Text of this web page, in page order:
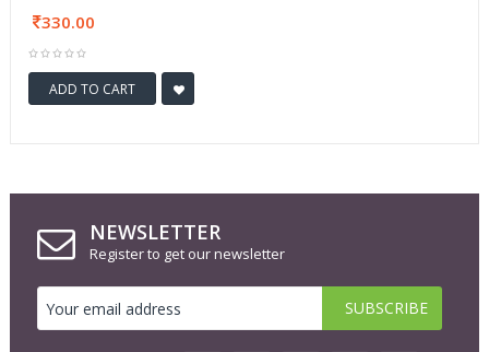
330.00
ADD TO CART
NEWSLETTER
Register to get our newsletter